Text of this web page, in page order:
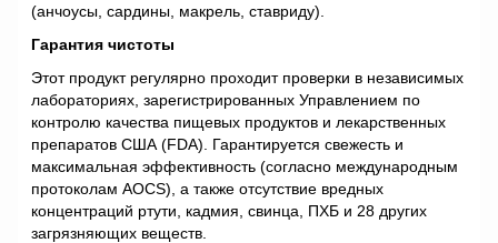
(анчоусы, сардины, макрель, ставриду).
Гарантия чистоты
Этот продукт регулярно проходит проверки в независимых
лабораториях, зарегистрированных Управлением по
контролю качества пищевых продуктов и лекарственных
препаратов США (FDA). Гарантируется свежесть и
максимальная эффективность (согласно международным
протоколам AOCS), а также отсутствие вредных
концентраций ртути, кадмия, свинца, ПХБ и 28 других
загрязняющих веществ.